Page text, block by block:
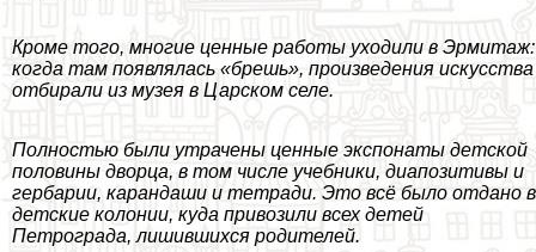
Кроме того, многие ценные работы уходили в Эрмитаж:
когда там появлялась «брешь», произведения искусства
отбирали из музея в Царском селе.
Полностью были утрачены ценные экспонаты детской
половины дворца, в том числе учебники, диапозитивы и
гербарии, карандаши и тетради. Это всё было отдано в
детские колонии, куда привозили всех детей
Петрограда, лишившихся родителей.